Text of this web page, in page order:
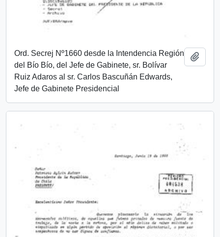
Ord. Secrej Nº1660 desde la Intendencia Región
del Bío Bío, del Jefe de Gabinete, sr. Bolívar
Ruiz Adaros al sr. Carlos Bascuñán Edwards,
Jefe de Gabinete Presidencial